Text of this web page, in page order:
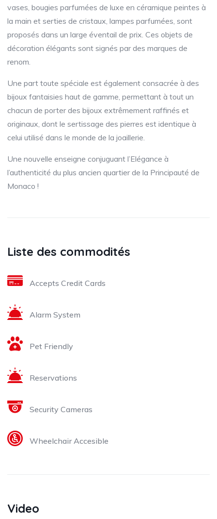
vases, bougies parfumées de luxe en céramique peintes à
la main et serties de cristaux, lampes parfumées, sont
proposés dans un large éventail de prix. Ces objets de
décoration élégants sont signés par des marques de
renom.
Une part toute spéciale est également consacrée à des
bijoux fantaisies haut de gamme, permettant à tout un
chacun de porter des bijoux extrêmement raffinés et
originaux, dont le sertissage des pierres est identique à
celui utilisé dans le monde de la joaillerie.
Une nouvelle enseigne conjuguant l’Elégance à
l’authenticité du plus ancien quartier de la Principauté de
Monaco !
Liste des commodités
Accepts Credit Cards
Alarm System
Pet Friendly
Reservations
Security Cameras
Wheelchair Accesible
Video